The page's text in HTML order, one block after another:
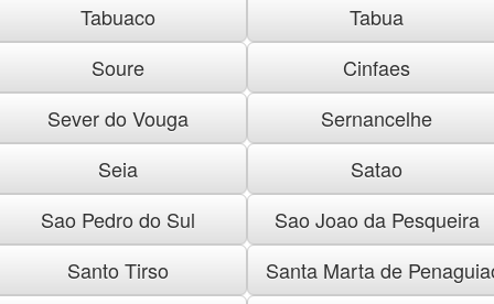
Tabuaco
Tabua
Soure
Cinfaes
Sever do Vouga
Sernancelhe
Seia
Satao
Sao Pedro do Sul
Sao Joao da Pesqueira
Santo Tirso
Santa Marta de